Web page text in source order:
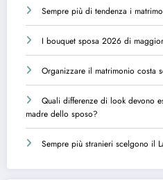
Sempre più di tendenza i
I bouquet sposa 2026 di
Organizzare il matrimonio
Quali differenze di look devono
madre dello sposo?
Sempre più stranieri scelgono il